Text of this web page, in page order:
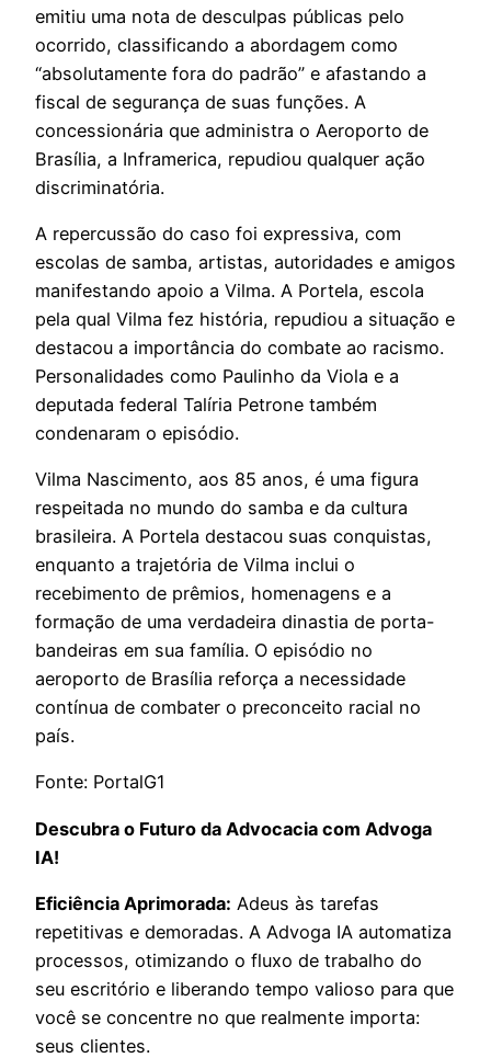
emitiu uma nota de desculpas públicas pelo
ocorrido, classificando a abordagem como
“absolutamente fora do padrão” e afastando a
fiscal de segurança de suas funções. A
concessionária que administra o Aeroporto de
Brasília, a Inframerica, repudiou qualquer ação
discriminatória.
A repercussão do caso foi expressiva, com
escolas de samba, artistas, autoridades e amigos
manifestando apoio a Vilma. A Portela, escola
pela qual Vilma fez história, repudiou a situação e
destacou a importância do combate ao racismo.
Personalidades como Paulinho da Viola e a
deputada federal Talíria Petrone também
condenaram o episódio.
Vilma Nascimento, aos 85 anos, é uma figura
respeitada no mundo do samba e da cultura
brasileira. A Portela destacou suas conquistas,
enquanto a trajetória de Vilma inclui o
recebimento de prêmios, homenagens e a
formação de uma verdadeira dinastia de porta-
bandeiras em sua família. O episódio no
aeroporto de Brasília reforça a necessidade
contínua de combater o preconceito racial no
país.
Fonte: PortalG1
Descubra o Futuro da Advocacia com Advoga
IA!
Eficiência Aprimorada: Adeus às tarefas
repetitivas e demoradas. A Advoga IA automatiza
processos, otimizando o fluxo de trabalho do
seu escritório e liberando tempo valioso para que
você se concentre no que realmente importa:
seus clientes.